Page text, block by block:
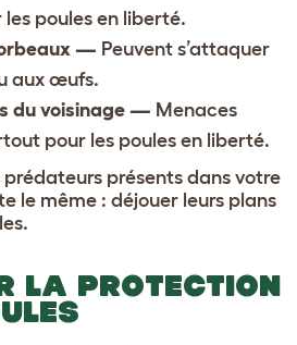
poules en liberté.
— Peuvent s’attaquer
aux œufs.
du voisinage — Menaces
pour les poules en liberté.
prédateurs présents dans votre
le même : déjouer leurs plans
LA PROTECTION